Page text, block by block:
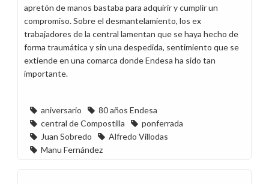
apretón de manos bastaba para adquirir y cumplir un
compromiso. Sobre el desmantelamiento, los ex
trabajadores de la central lamentan que se haya hecho de
forma traumática y sin una despedida, sentimiento que se
extiende en una comarca donde Endesa ha sido tan
importante.
aniversario
80 años Endesa
central de Compostilla
ponferrada
Juan Sobredo
Alfredo Villodas
Manu Fernández